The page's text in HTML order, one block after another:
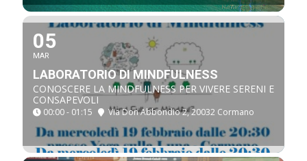
05
MAR
LABORATORIO DI MINDFULNESS
CONOSCERE LA MINDFULNESS PER VIVERE SERENI E
CONSAPEVOLI
00:00 - 01:15 Via Don Abbondio 2, 20032 Cormano